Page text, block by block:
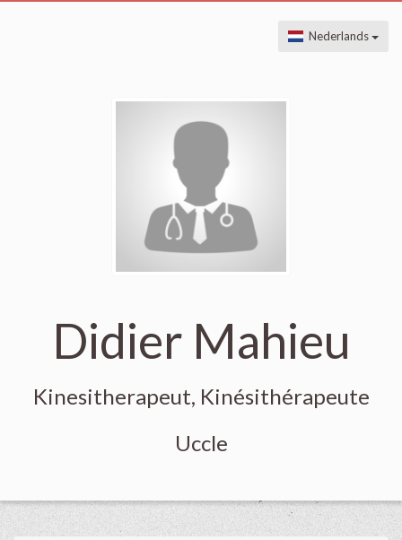
Nederlands
Didier Mahieu
Kinesitherapeut, Kinésithérapeute
Uccle